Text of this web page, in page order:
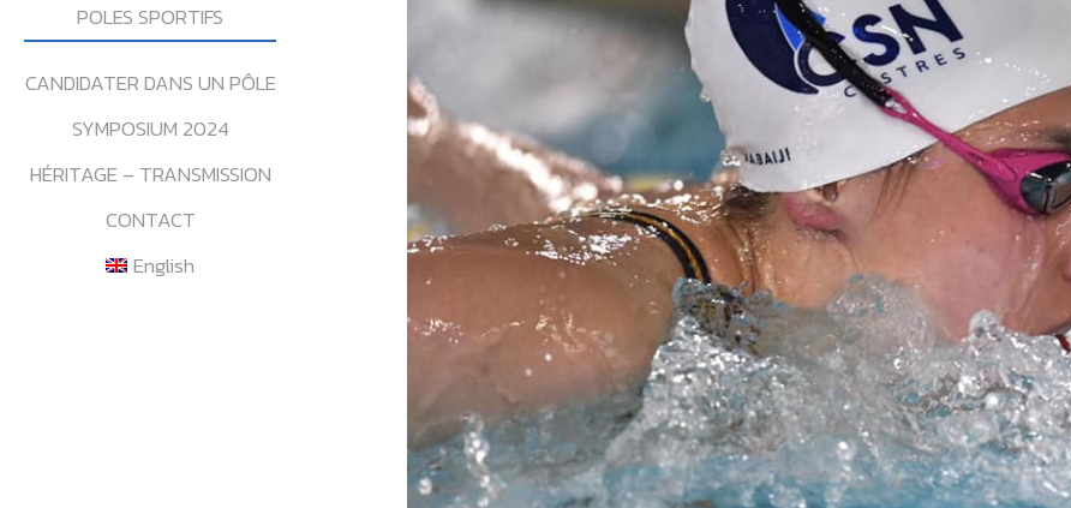
POLES SPORTIFS
CANDIDATER DANS UN PÔLE
SYMPOSIUM 2024
HÉRITAGE – TRANSMISSION
CONTACT
English